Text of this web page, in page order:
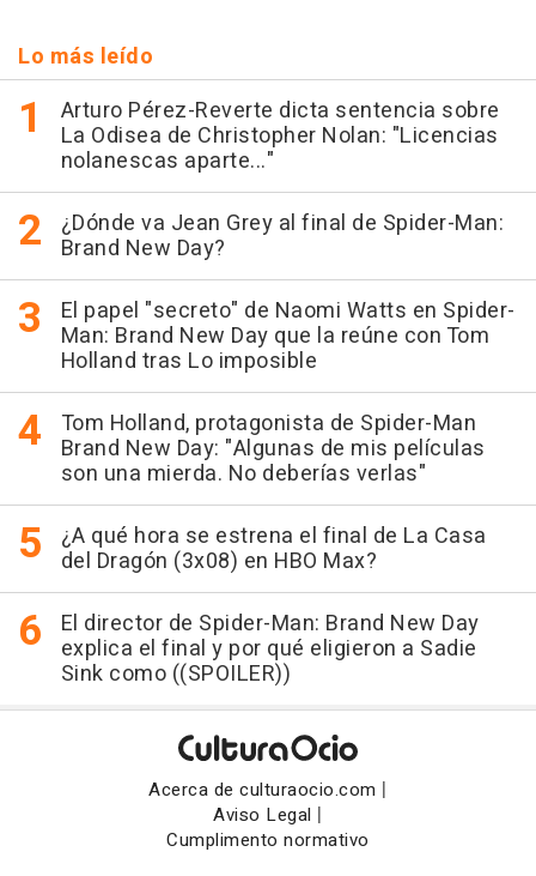
Lo más leído
Arturo Pérez-Reverte dicta sentencia sobre
La Odisea de Christopher Nolan: "Licencias
nolanescas aparte..."
¿Dónde va Jean Grey al final de Spider-Man:
Brand New Day?
El papel "secreto" de Naomi Watts en Spider-
Man: Brand New Day que la reúne con Tom
Holland tras Lo imposible
Tom Holland, protagonista de Spider-Man
Brand New Day: "Algunas de mis películas
son una mierda. No deberías verlas"
¿A qué hora se estrena el final de La Casa
del Dragón (3x08) en HBO Max?
El director de Spider-Man: Brand New Day
explica el final y por qué eligieron a Sadie
Sink como ((SPOILER))
Acerca de culturaocio.com |
Aviso Legal |
Cumplimento normativo